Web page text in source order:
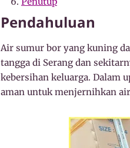
Pendahuluan
Air sumur bor yang kuning
tangga di Serang dan
kebersihan keluarga. Dalam
aman untuk menjernihkan